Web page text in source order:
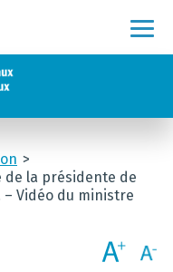
de la présidente de
– Vidéo du ministre